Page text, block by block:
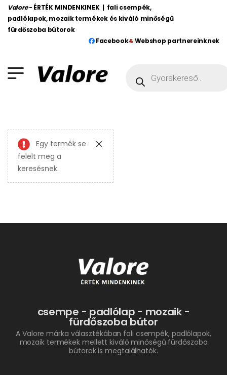
Valore - ÉRTÉK MINDENKINEK | fali csempék,
padlólapok, mozaik termékek és kiváló minőségű
fürdőszoba bútorok
Facebook
Webshop partnereinknek
Egy termék se
felelt meg a
keresésnek.
csempe - padlólap - mozaik -
fürdőszoba bútor
A Valore márka választékában fali csempék, padlólapok,
mozaik termékek mellett kiváló minőségű fürdőszoba
bútorok is megtalálhatók.